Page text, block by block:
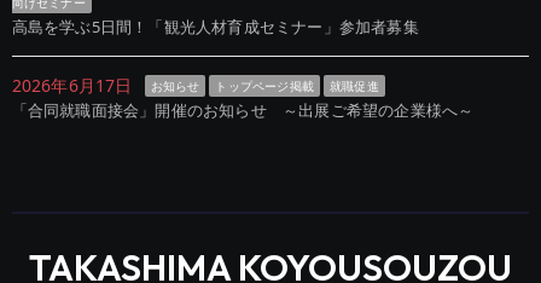
高島を学ぶ5日間！「観光人材育成セミナー」参加者募集
2026年6月17日 お知らせ トップページ掲載 就職促進
「合同就職面接会」開催のお知らせ ～出展ご希望の企業様へ～
TAKASHIMA KOYOUSOUZOU